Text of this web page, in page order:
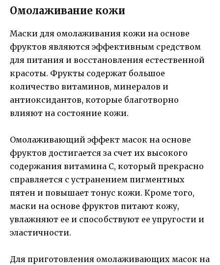
Омолаживание кожи
Маски для омолаживания кожи на основе
фруктов являются эффективным средством
для питания и восстановления естественной
красоты. Фрукты содержат большое
количество витаминов, минералов и
антиоксидантов, которые благотворно
влияют на состояние кожи.
Омолаживающий эффект масок на основе
фруктов достигается за счет их высокого
содержания витамина C, который прекрасно
справляется с устранением пигментных
пятен и повышает тонус кожи. Кроме того,
маски на основе фруктов питают кожу,
увлажняют ее и способствуют ее упругости и
эластичности.
Для приготовления омолаживающих масок на